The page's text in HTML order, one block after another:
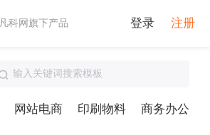
凡科网旗下产品 登录 注册
输入关键词搜索模板
网站电商 印刷物料 商务办公